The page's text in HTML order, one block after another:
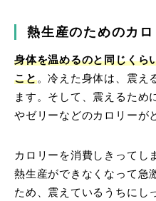
熱生産のためのカ
身体を温めるのと同じくら
こと。冷えた身体は、震え
ます。そして、震えるため
やゼリーなどのカロリーが
カロリーを消費しきってし
熱生産ができなくなって急
ため、震えているうちにし